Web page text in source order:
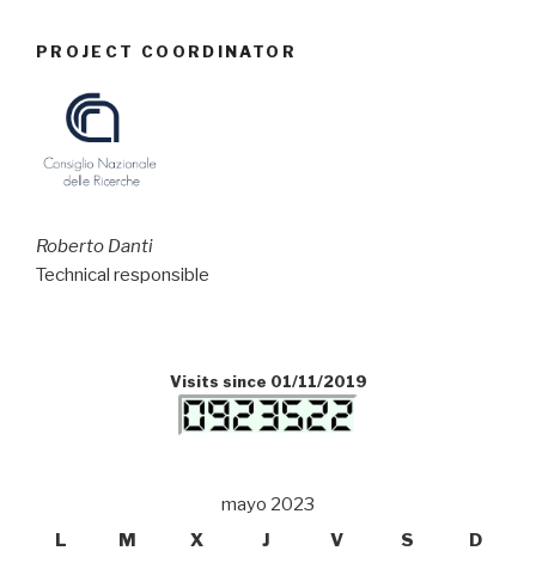
PROJECT COORDINATOR
Roberto Danti
Technical responsible
Visits since 01/11/2019
mayo 2023
L
M X J V S D